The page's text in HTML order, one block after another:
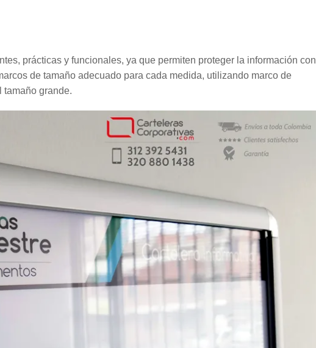
prácticas y funcionales, ya que permiten proteger la información con
de tamaño adecuado para cada medida, utilizando marco de
tamaño grande.